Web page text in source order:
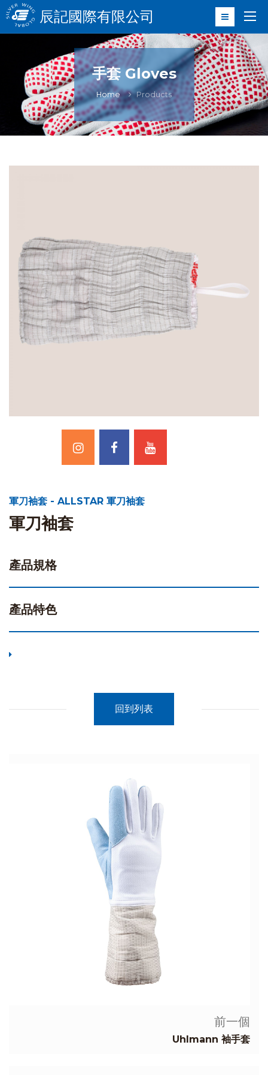
辰記國際有限公司
手套 Gloves
Home Products
軍刀袖套 - ALLSTAR 軍刀袖套
軍刀袖套
產品規格
產品特色
回到列表
前一個
Uhlmann 袖手套